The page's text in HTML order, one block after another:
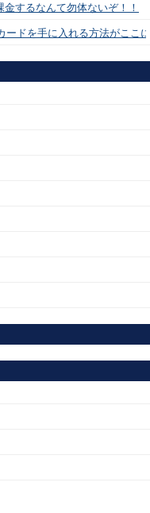
するなんて勿体ないぞ！！
ードを手に入れる方法がここ